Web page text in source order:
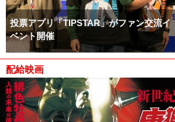
投票アプリ「TIPSTAR」がファン交流イ
ベント開催
配給映画